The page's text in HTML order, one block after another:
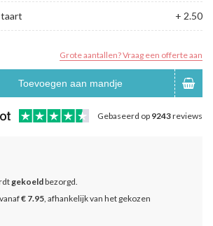
+ 2.50
Grote aantallen? Vraag een offerte aan
Toevoegen aan mandje
Gebaseerd op 9243reviews
gekoeldbezorgd.
€ 7.95, afhankelijk van het gekozen